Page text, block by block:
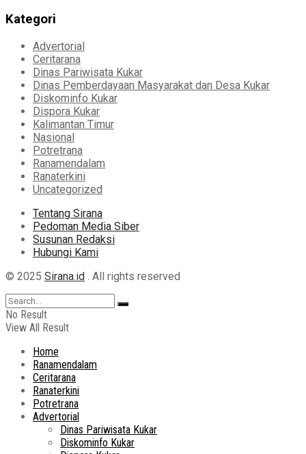
Kategori
Advertorial
Ceritarana
Dinas Pariwisata Kukar
Dinas Pemberdayaan Masyarakat dan Desa Kukar
Diskominfo Kukar
Dispora Kukar
Kalimantan Timur
Nasional
Potretrana
Ranamendalam
Ranaterkini
Uncategorized
Tentang Sirana
Pedoman Media Siber
Susunan Redaksi
Hubungi Kami
© 2025 Sirana.id . All rights reserved
No Result
View All Result
Home
Ranamendalam
Ceritarana
Ranaterkini
Potretrana
Advertorial
Dinas Pariwisata Kukar
Diskominfo Kukar